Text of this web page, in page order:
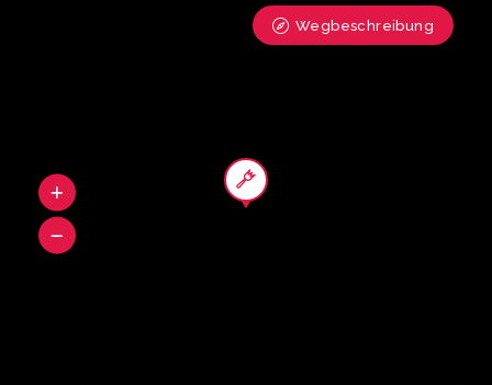
Wegbeschreibung